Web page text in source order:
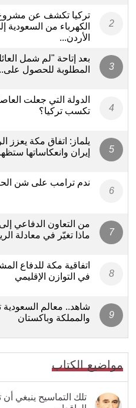
تركيا تكشف عن
الكهرباء من السعودية
الأردن...
بعد إتاحة "لم شمل
المطلوبة للحصول
الدولة التي جعلت
تكسب تركيا؟
يلماز: اتفاق مكة يعزز
إيران وانعكاساتها
ندم ترامب على شن
من التعاون الدفاعي
ماذا تغيّر في معادلة
اتفاقية مكة للدفاع
في التوازن الإقليمي
شاهد.. معالم السعودية
والمملكة وباكستان
مواضيع الكتاب
تلك التماسيح ينبغي أن